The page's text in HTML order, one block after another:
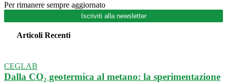
Per rimanere sempre aggiornato
Iscriviti alla newsletter
Articoli Recenti
CEGLAB
Dalla CO₂ geotermica al metano: la sperimentazione